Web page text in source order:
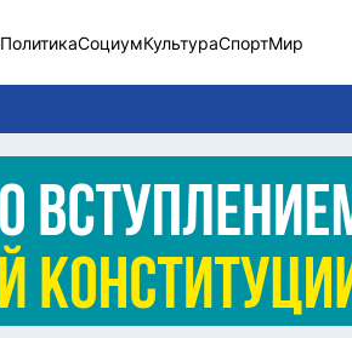
ПолитикаСоциумКультураСпортМир
Новости столицы
Социум
Спорт